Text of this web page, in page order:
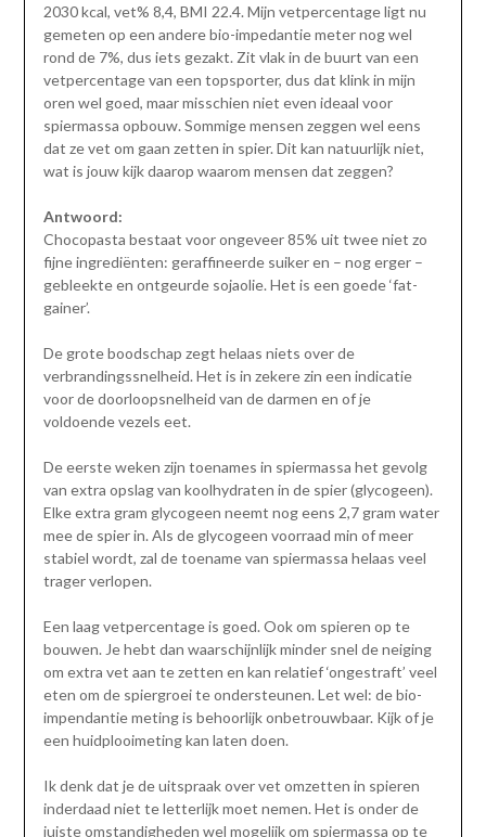
2030 kcal, vet% 8,4, BMI 22.4. Mijn vetpercentage ligt nu
gemeten op een andere bio-impedantie meter nog wel
rond de 7%, dus iets gezakt. Zit vlak in de buurt van een
vetpercentage van een topsporter, dus dat klink in mijn
oren wel goed, maar misschien niet even ideaal voor
spiermassa opbouw. Sommige mensen zeggen wel eens
dat ze vet om gaan zetten in spier. Dit kan natuurlijk niet,
wat is jouw kijk daarop waarom mensen dat zeggen?
Antwoord:
Chocopasta bestaat voor ongeveer 85% uit twee niet zo
fijne ingrediënten: geraffineerde suiker en – nog erger –
gebleekte en ontgeurde sojaolie. Het is een goede ‘fat-
gainer’.
De grote boodschap zegt helaas niets over de
verbrandingssnelheid. Het is in zekere zin een indicatie
voor de doorloopsnelheid van de darmen en of je
voldoende vezels eet.
De eerste weken zijn toenames in spiermassa het gevolg
van extra opslag van koolhydraten in de spier (glycogeen).
Elke extra gram glycogeen neemt nog eens 2,7 gram water
mee de spier in. Als de glycogeen voorraad min of meer
stabiel wordt, zal de toename van spiermassa helaas veel
trager verlopen.
Een laag vetpercentage is goed. Ook om spieren op te
bouwen. Je hebt dan waarschijnlijk minder snel de neiging
om extra vet aan te zetten en kan relatief ‘ongestraft’ veel
eten om de spiergroei te ondersteunen. Let wel: de bio-
impendantie meting is behoorlijk onbetrouwbaar. Kijk of je
een huidplooimeting kan laten doen.
Ik denk dat je de uitspraak over vet omzetten in spieren
inderdaad niet te letterlijk moet nemen. Het is onder de
juiste omstandigheden wel mogelijk om spiermassa op te